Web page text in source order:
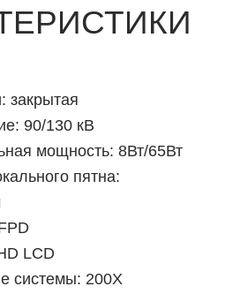
закрытая
90/130 кВ
мощность: 8Вт/65Вт
пятна:
LCD
системы: 200Х